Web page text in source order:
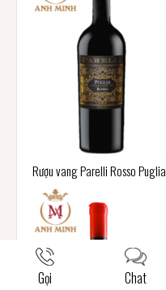
Rượu vang Parelli Rosso Puglia
Gọi Chat